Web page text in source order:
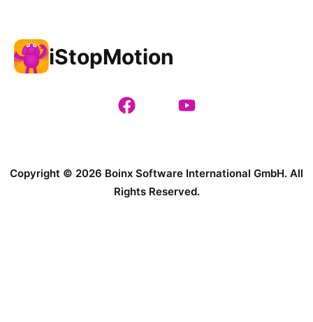
iStopMotion
Copyright © 2026 Boinx Software International GmbH. All
Rights Reserved.